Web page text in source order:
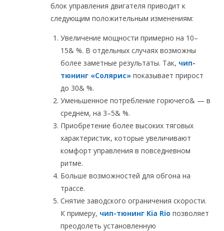
блок управления двигателя приводит к
следующим положительным изменениям:
Увеличение мощности примерно на 10–
15& %. В отдельных случаях возможны
более заметные результаты. Так, чип-
тюнинг «Солярис» показывает прирост
до 30& %.
Уменьшенное потребление горючего& — в
среднем, на 3–5& %.
Приобретение более высоких тяговых
характеристик, которые увеличивают
комфорт управления в повседневном
ритме.
Больше возможностей для обгона на
трассе.
Снятие заводского ограничения скорости.
К примеру, чип-тюнинг Kia Rio позволяет
преодолеть установленную